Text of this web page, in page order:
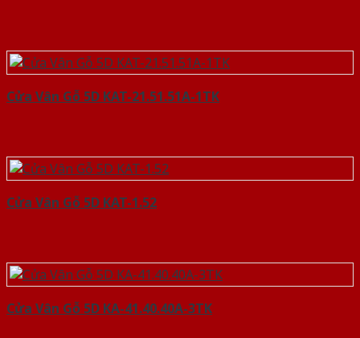
Cửa Vân Gỗ 5D KAT-21.51.51A-1TK
Cửa Vân Gỗ 5D KAT-1.52
Cửa Vân Gỗ 5D KA-41.40.40A-3TK